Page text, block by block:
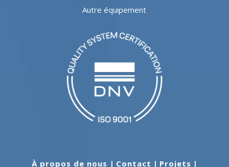
Autre équipement
À propos de nous | Contact | Projets |